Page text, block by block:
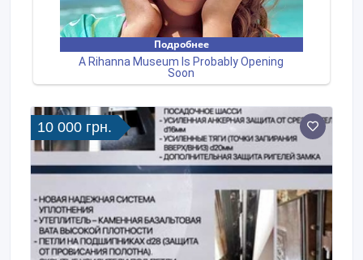
10 000 грн.